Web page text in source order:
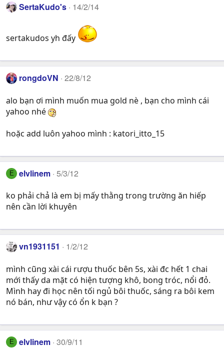
SertaKudo's 14/2/14
sertakudos yh đấy
rongdoVN 22/8/12
alo bạn ơi mình muốn mua gold nè , bạn cho mình cái
yahoo nhé
hoặc add luôn yahoo mình : katori_itto_15
E elvlinem 5/3/12
ko phải chả là em bị mấy thằng trong trường ăn hiếp
nên cần lời khuyên
vn1931151 1/2/12
mình cũng xài cái rượu thuốc bên 5s, xài đc hết 1 chai
mới thấy da mặt có hiện tượng khô, bong tróc, nổi đỏ.
Mình hay đi học nên tối ngủ bôi thuốc, sáng ra bôi kem
nó bán, như vậy có ổn k bạn ?
E elvlinem 30/9/11